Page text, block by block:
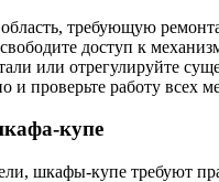
требующую
доступ к
или отрегулируйте
и проверьте работу всех
купе
шкафы-купе требуют